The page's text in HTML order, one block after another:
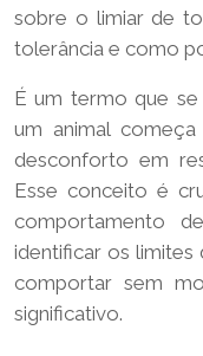
sobre o limiar de
tolerância e como
É um termo que
um animal
desconforto em
Esse conceito é
comportamento
identificar os limites
comportar sem
significativo.